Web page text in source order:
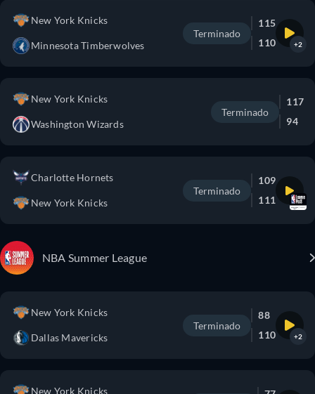
New York Knicks
Minnesota Timberwolves
Terminado
115
110
+2
New York Knicks
Washington Wizards
Terminado
117
94
Charlotte Hornets
New York Knicks
Terminado
109
111
NBA Summer League
New York Knicks
Dallas Mavericks
Terminado
88
110
+2
New York Knicks